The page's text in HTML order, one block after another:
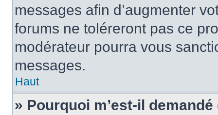
messages afin d’augmenter
forums ne toléreront pas ce
modérateur pourra vous
messages.
Haut
» Pourquoi m’est-il